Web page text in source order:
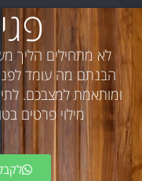
לא מתחילים הליך
הבנתם מה עומד
ומותאמת למצבכם.
מילוי פרטים